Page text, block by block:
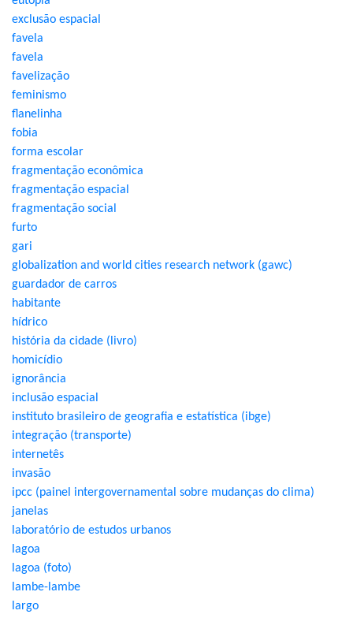
exclusão espacial
favela
favela
favelização
feminismo
flanelinha
fobia
forma escolar
fragmentação econômica
fragmentação espacial
fragmentação social
furto
gari
globalization and world cities research network (gawc)
guardador de carros
habitante
hídrico
história da cidade (livro)
homicídio
ignorância
inclusão espacial
instituto brasileiro de geografia e estatística (ibge)
integração (transporte)
internetês
invasão
ipcc (painel intergovernamental sobre mudanças do clima)
janelas
laboratório de estudos urbanos
lagoa
lagoa (foto)
lambe-lambe
largo